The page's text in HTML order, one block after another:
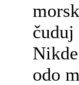
čuduj
odo